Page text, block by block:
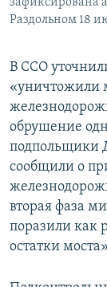
Раздольном 18
В ССО
«уничтожили
обрушение
подпольщики
сообщили о
вторая фаза
поразили как
остатки